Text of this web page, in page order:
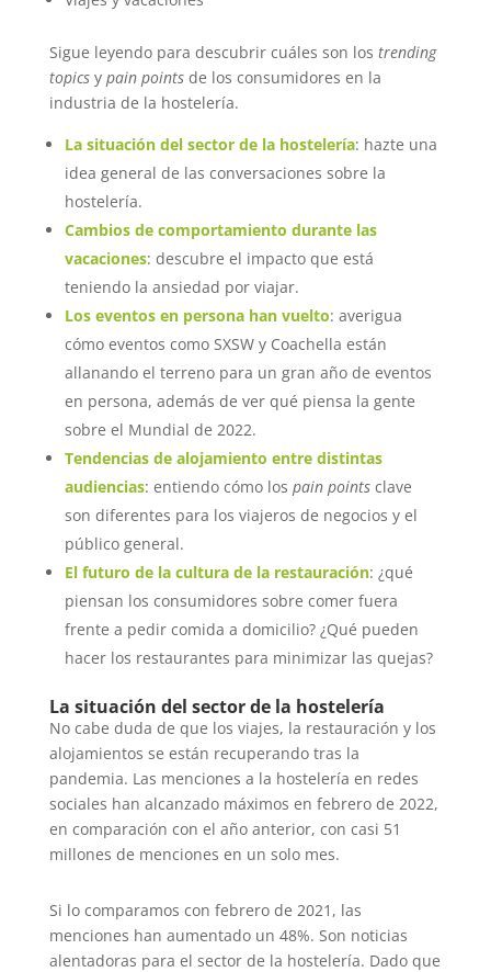
Sigue leyendo para descubrir cuáles son los trending
topicsy pain pointsde los consumidores en la
industria de la hostelería.
La situación del sector de la hostelería: hazte una
idea general de las conversaciones sobre la
hostelería.
Cambios de comportamiento durante las
vacaciones: descubre el impacto que está
teniendo la ansiedad por viajar.
Los eventos en persona han vuelto: averigua
cómo eventos como SXSW y Coachella están
allanando el terreno para un gran año de eventos
en persona, además de ver qué piensa la gente
sobre el Mundial de 2022.
Tendencias de alojamiento entre distintas
audiencias: entiendo cómo los pain points clave
son diferentes para los viajeros de negocios y el
público general.
El futuro de la cultura de la restauración: ¿qué
piensan los consumidores sobre comer fuera
frente a pedir comida a domicilio? ¿Qué pueden
hacer los restaurantes para minimizar las quejas?
La situación del sector de la hostelería
No cabe duda de que los viajes, la restauración y los
alojamientos se están recuperando tras la
pandemia. Las menciones a la hostelería en redes
sociales han alcanzado máximos en febrero de 2022,
en comparación con el año anterior, con casi 51
millones de menciones en un solo mes.
Si lo comparamos con febrero de 2021, las
menciones han aumentado un 48%. Son noticias
alentadoras para el sector de la hostelería. Dado que